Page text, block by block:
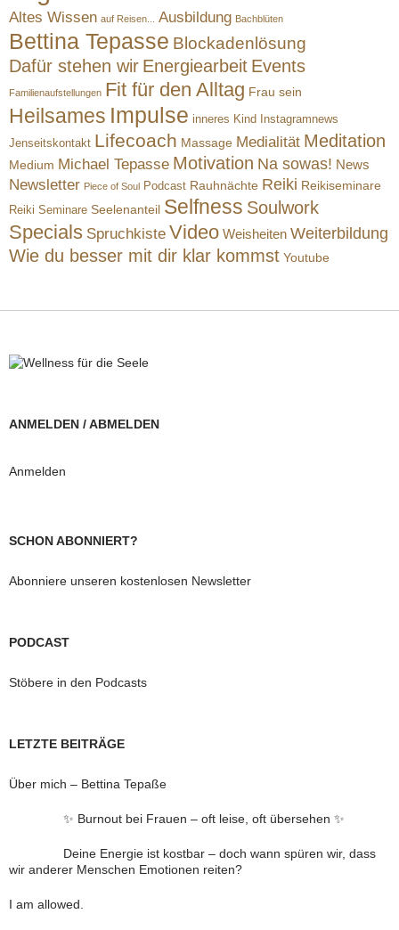
Altes Wissen auf Reisen... Ausbildung Bachblüten
Bettina Tepasse Blockadenlösung
Dafür stehen wir Energiearbeit Events
Familienaufstellungen Fit für den Alltag Frau sein
Heilsames Impulse inneres Kind Instagramnews
Jenseitskontakt Lifecoach Massage Medialität Meditation
Medium Michael Tepasse Motivation Na sowas! News
Newsletter Piece of Soul Podcast Rauhnächte Reiki Reikiseminare
Reiki Seminare Seelenanteil Selfness Soulwork
Specials Spruchkiste Video Weisheiten Weiterbildung
Wie du besser mit dir klar kommst Youtube
ANMELDEN / ABMELDEN
Anmelden
SCHON ABONNIERT?
Abonniere unseren kostenlosen Newsletter
PODCAST
Stöbere in den Podcasts
LETZTE BEITRÄGE
Über mich – Bettina Tepaße
✨ Burnout bei Frauen – oft leise, oft übersehen ✨
Deine Energie ist kostbar – doch wann spüren wir, dass
wir anderer Menschen Emotionen reiten?
I am allowed.